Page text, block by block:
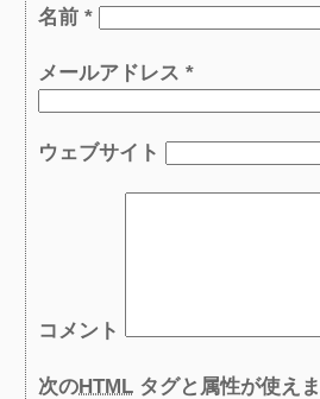
名前 *
メールアドレス *
ウェブサイト
コメント
次のHTML タグと属性が使え